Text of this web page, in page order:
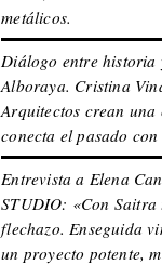
metálicos.
Diálogo entre historia
Alboraya. Cristina
Arquitectos crean
conecta el pasado
Entrevista a Elena
STUDIO: «Con Saitra
flechazo. Enseguida
un proyecto potente,